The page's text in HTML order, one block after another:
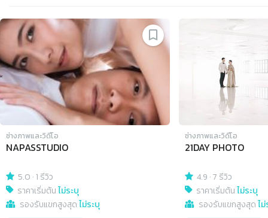
Slide 1 of 4
ช่างภาพและวิดีโอ
NAPASSTUDIO
5.0 ·1 รีวิว
ราคาเริ่มต้นไม่ระบุ
รองรับแขกสูงสุดไม่ระบุ
ช่างภาพและวิดีโอ
21DAY PHOTO
4.9 ·7 รีวิว
ราคาเริ่มต้นไม่ระบุ
รองรับแขกสูงสุดไ